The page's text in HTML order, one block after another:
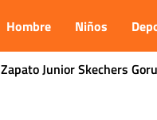
Hombre Niños
Zapato Junior Skechers